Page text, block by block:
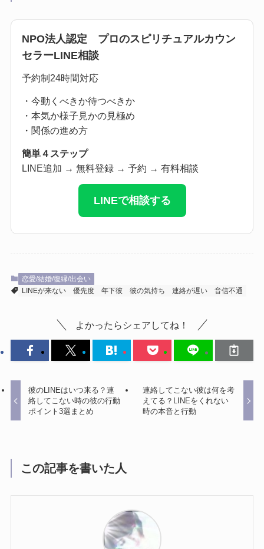
NPO法人認定 プロのスピリチュアルカウン
セラーLINE相談
予約制24時間対応
・今動くべきか待つべきか
・本気か様子見かの見極め
・関係の進め方
簡単４ステップ
LINE追加 → 無料登録 → 予約 → 有料相談
LINEで相談する
恋愛/結婚/復縁/出会い
LINEが来ない
優先度 年下彼 彼の気持ち 連絡が遅い 音信不通
よかったらシェアしてね！
彼のLINEはいつ来る？連
絡してこない時の彼の行動
ポイント3選まとめ
連絡してこない彼は何を考
えてる？LINEをくれない
時の本音と行動
この記事を書いた人